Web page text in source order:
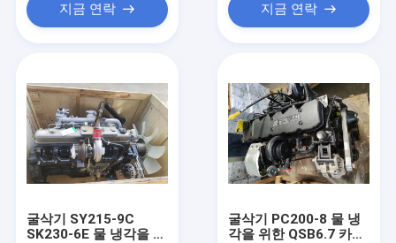
지금 연락 지금 연락
굴삭기 SY215-9C
SK230-6E 물 냉각을 위
굴삭기 PC200-8 물 냉
각을 위한 QSB6.7 카밍